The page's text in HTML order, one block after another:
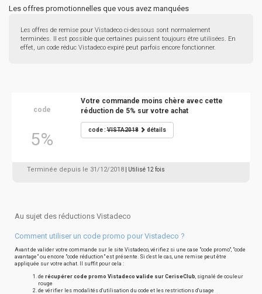
Les offres promotionnelles que vous avez manquées
Les offres de remise pour Vistadeco ci-dessous sont normalement
terminées. Il est possible que certaines puissent toujours être utilisées. En
effet, un code réduc Vistadeco expiré peut parfois encore fonctionner.
code
5%
Votre commande moins chère avec cette
réduction de 5% sur votre achat
code :VISTA2018 détails
Terminée depuis le 31/12/2018 | Utilisé 12 fois
Au sujet des réductions Vistadeco
Comment utiliser un code promo pour Vistadeco ?
Avant de valider votre commande sur le site Vistadeco, vérifiez si une case "code promo", "code
avantage" ou encore "code réduction" est présente. Si c'est le cas, une remise peut être
appliquée sur votre achat. Il suffit pour cela :
de récupérer code promo Vistadeco valide sur CeriseClub, signalé de couleur
rouge
de vérifier les modalités d'utilisation du code et les restrictions d'usage